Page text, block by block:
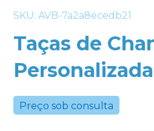
SKU: AVB-7a2a8ecedb21
Taças de
Preço sob consulta
+55